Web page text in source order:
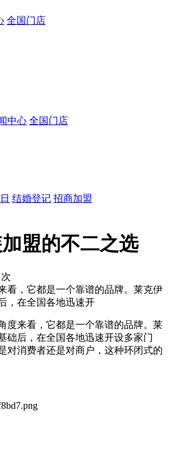
全国门店
中心 全国门店
结婚登记 招商加盟
盟的不二之选
次
看，它都是一个靠谱的品牌。莱克伊
，在全国各地迅速开
度来看，它都是一个靠谱的品牌。莱
础后，在全国各地迅速开设多家门
对消费者还是对商户，这种环闭式的